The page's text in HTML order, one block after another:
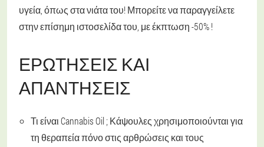
υγεία, όπως στα νιάτα του! Μπορείτε να παραγγείλετε
στην επίσημη ιστοσελίδα του, με έκπτωση -50% !
ΕΡΩΤΉΣΕΙΣ ΚΑΙ
ΑΠΑΝΤΉΣΕΙΣ
Τι είναι Cannabis Oil ;Κάψουλες χρησιμοποιούνται για
τη θεραπεία πόνο στις αρθρώσεις και τους